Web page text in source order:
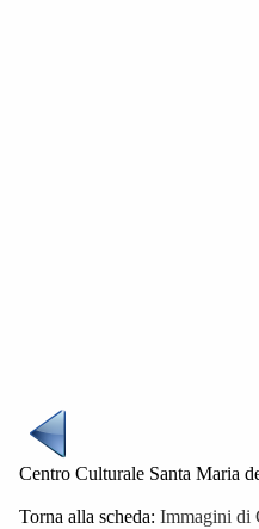
Centro Culturale Santa Maria
Torna alla scheda: Immagini di